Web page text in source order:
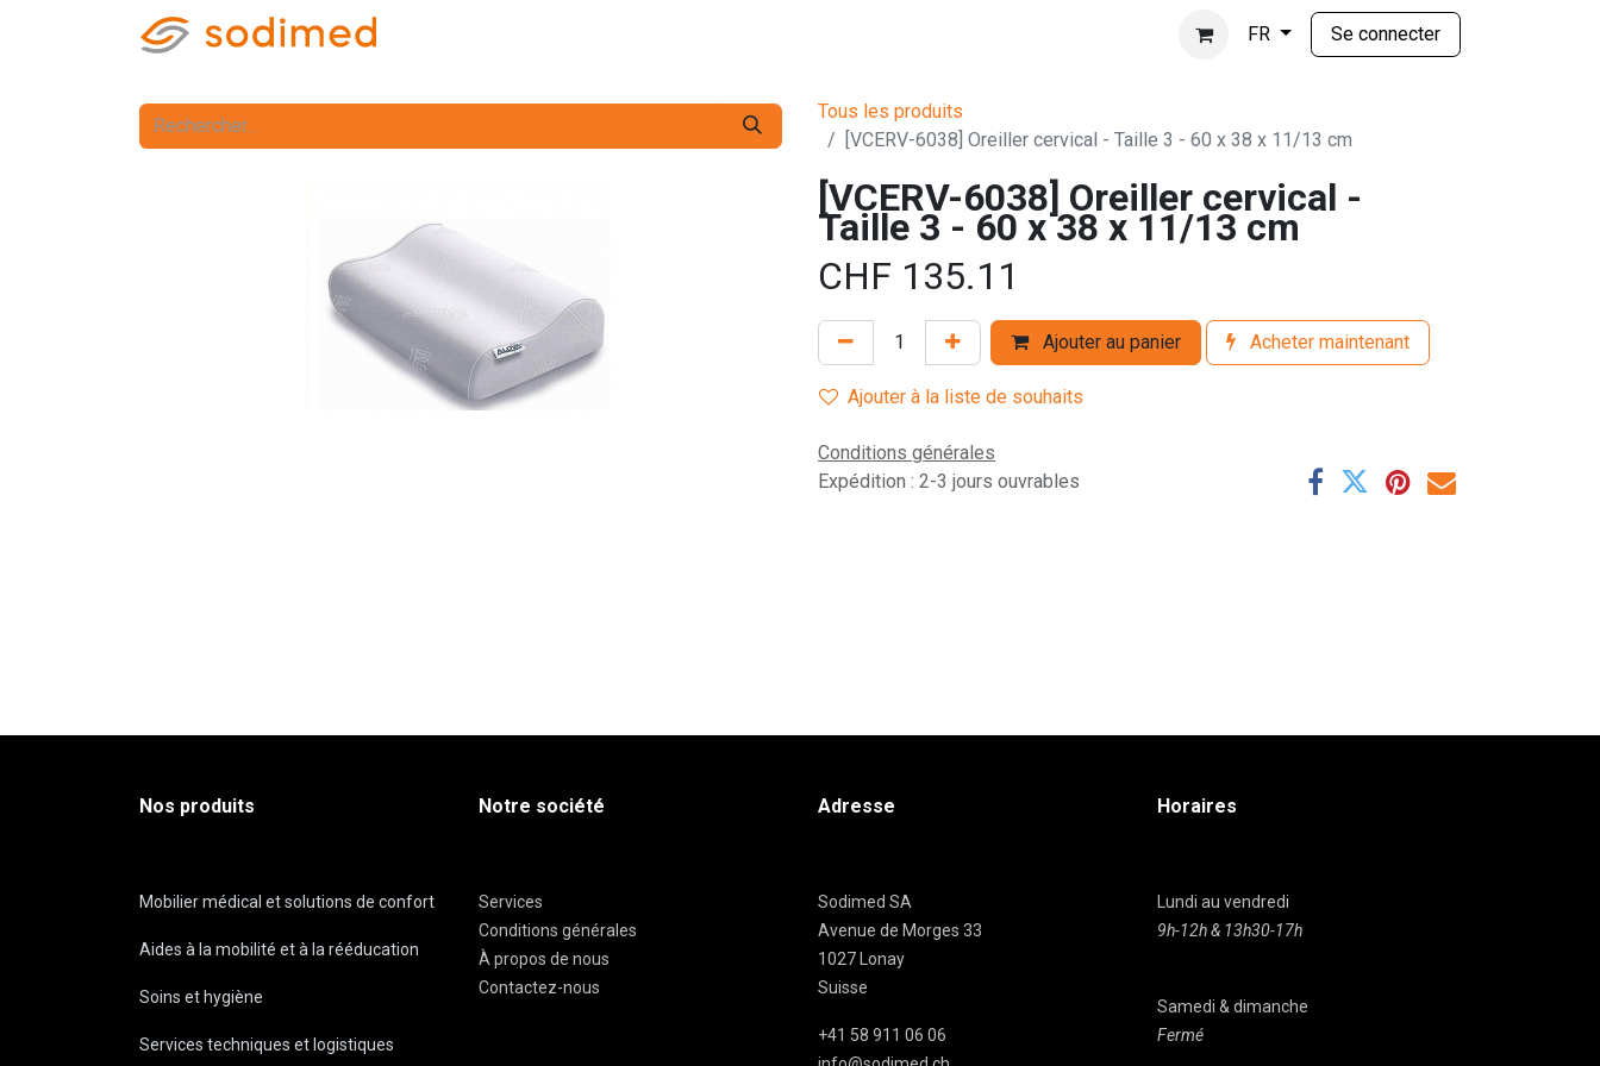
FR Se connecter
Tous les produits
[VCERV-6038] Oreiller cervical - Taille 3 - 60 x 38 x 11/13 cm
[VCERV-6038] Oreiller cervical -
Taille 3 - 60 x 38 x 11/13 cm
CHF 135.11
Ajouter au panier Acheter maintenant
Ajouter à la liste de souhaits
Conditions générales
Expédition : 2-3 jours ouvrables
Nos produits
Mobilier médical et solutions de confort
Aides à la mobilité et à la rééducation
Soins et hygiène
Services techniques et logistiques
Notre société
Services
Conditions générales
À propos de nous
Contactez-nous
Adresse
Sodimed SA
Avenue de Morges 33
1027 Lonay
Suisse
+41 58 911 06 06
Horaires
Lundi au vendredi
9h-12h & 13h30-17h
Samedi & dimanche
Fermé